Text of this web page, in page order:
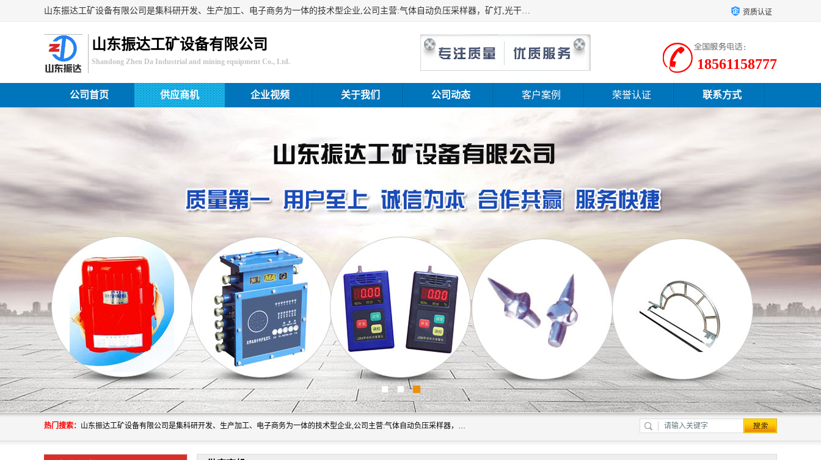
山东振达工矿设备有限公司是集科研开发、生产加工、电子商务为一体的技术型企业,公司主营:气体自动负压采样器，矿灯,光干涉甲烷测定器及其校验仪,甲烷报警仪及其校验装置,甲烷传感器校验装置,粉尘校验装置,煤尘爆炸校验装置,高压水表,三点测径规,圆型规,钢规磨耗仪,第四种检查器,内距尺,轮径尺,样板等铁路配件仪表,矿用设备等产品. 资质认证
山东振达工矿设备有限公司
Shandong Zhen Da Industrial and mining equipment Co., Ltd. 18561158777
公司首页 供应商机 企业视频 关于我们 公司动态 客户案例 荣誉认证 联系方式
热门搜索： 山东振达工矿设备有限公司是集科研开发、生产加工、电子商务为一体的技术型企业,公司主营:气体自动负压采样器，矿灯,光干涉甲烷测定器及其校验仪,甲烷报警仪及其校验装置,甲烷传感器校验装置,粉尘校验装置,煤尘爆炸校验装置,高压水表,三点测径规,圆型规,钢规磨耗仪,第四种检查器,内距尺,轮径尺,样板等铁路配件仪表,矿用设备等产品.